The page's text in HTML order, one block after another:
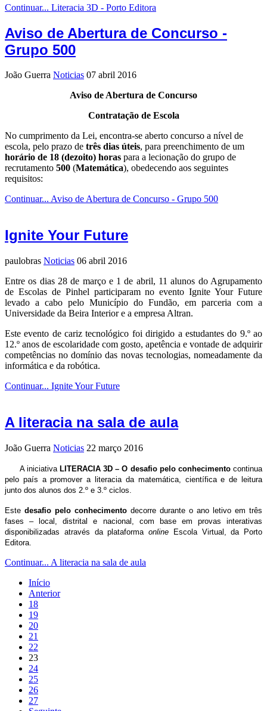
Continuar... Literacia 3D - Porto Editora
Aviso de Abertura de Concurso -
Grupo 500
João Guerra Noticias 07 abril 2016
Aviso de Abertura de Concurso
Contratação de Escola
No cumprimento da Lei, encontra-se aberto concurso a nível de
escola, pelo prazo de três dias úteis, para preenchimento de um
horário de 18 (dezoito) horas para a lecionação do grupo de
recrutamento 500 (Matemática), obedecendo aos seguintes
requisitos:
Continuar... Aviso de Abertura de Concurso - Grupo 500
Ignite Your Future
paulobras Noticias 06 abril 2016
Entre os dias 28 de março e 1 de abril, 11 alunos do Agrupamento
de Escolas de Pinhel participaram no evento Ignite Your Future
levado a cabo pelo Município do Fundão, em parceria com a
Universidade da Beira Interior e a empresa Altran.
Este evento de cariz tecnológico foi dirigido a estudantes do 9.º ao
12.º anos de escolaridade com gosto, apetência e vontade de adquirir
competências no domínio das novas tecnologias, nomeadamente da
informática e da robótica.
Continuar... Ignite Your Future
A literacia na sala de aula
João Guerra Noticias 22 março 2016
A iniciativa LITERACIA 3D – O desafio pelo conhecimentocontinua
pelo país a promover a literacia da matemática, científica e de leitura
junto dos alunos dos 2.º e 3.º ciclos.
Este desafio pelo conhecimento decorre durante o ano letivo em três
fases – local, distrital e nacional, com base em provas interativas
disponibilizadas através da plataforma online Escola Virtual, da Porto
Editora.
Continuar... A literacia na sala de aula
Início
Anterior
18
19
20
21
22
23
24
25
26
27